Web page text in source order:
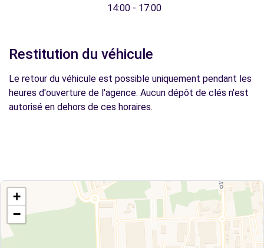
14:00 - 17:00
Restitution du véhicule
Le retour du véhicule est possible uniquement pendant les
heures d'ouverture de l'agence. Aucun dépôt de clés n'est
autorisé en dehors de ces horaires.
+
−